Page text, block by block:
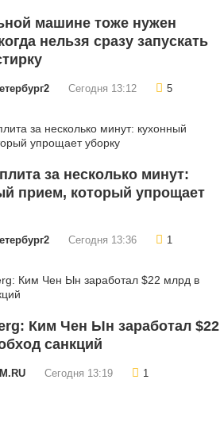
машине тоже нужен
нельзя сразу запускать
Сегодня 13:12 5
за несколько минут:
прием, который упрощает
Сегодня 13:36 1
Ким Чен Ын заработал $22
санкций
Сегодня 13:19 1